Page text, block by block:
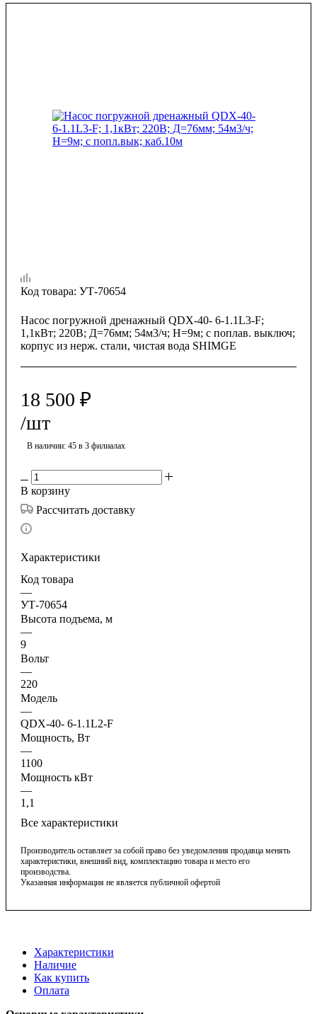
Код товара: УТ-70654
Насос погружной дренажный QDX-40- 6-1.1L3-F;
1,1кВт; 220В; Д=76мм; 54м3/ч; Н=9м; с поплав. выключ;
корпус из нерж. стали, чистая вода SHIMGE
18 500 ₽
/шт
В наличии: 45 в 3 филиалах
В корзину
Рассчитать доставку
Характеристики
Код товара
—
УТ-70654
Высота подъема, м
—
9
Вольт
—
220
Модель
—
QDX-40- 6-1.1L2-F
Мощность, Вт
—
1100
Мощность кВт
—
1,1
Все характеристики
Производитель оставляет за собой право без уведомления продавца менять
характеристики, внешний вид, комплектацию товара и место его
производства.
Указанная информация не является публичной офертой
Характеристики
Наличие
Как купить
Оплата